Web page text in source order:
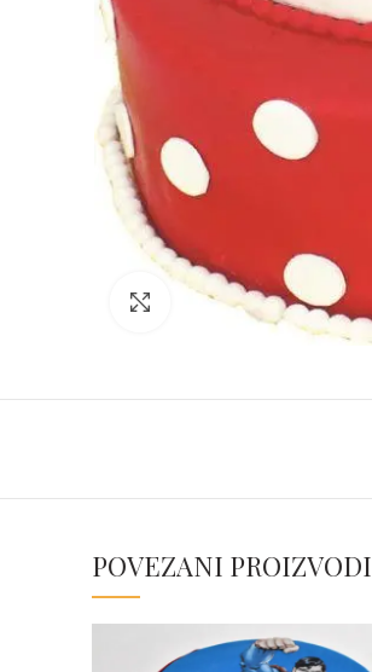
Click to enlarge
POVEZANI PROIZVODI